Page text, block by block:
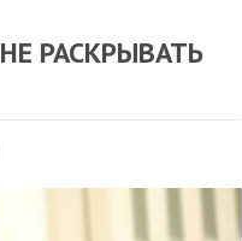
РАСКРЫВАТЬ